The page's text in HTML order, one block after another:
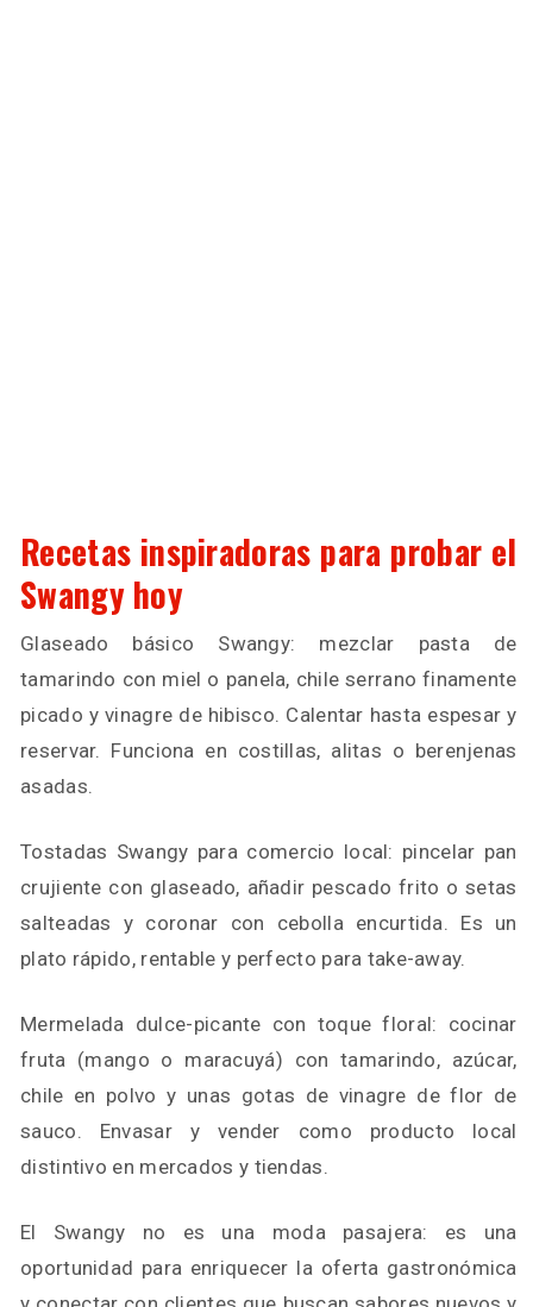
Recetas inspiradoras para probar el
Swangy hoy
Glaseado básico Swangy: mezclar pasta de
tamarindo con miel o panela, chile serrano finamente
picado y vinagre de hibisco. Calentar hasta espesar y
reservar. Funciona en costillas, alitas o berenjenas
asadas.
Tostadas Swangy para comercio local: pincelar pan
crujiente con glaseado, añadir pescado frito o setas
salteadas y coronar con cebolla encurtida. Es un
plato rápido, rentable y perfecto para take-away.
Mermelada dulce-picante con toque floral: cocinar
fruta (mango o maracuyá) con tamarindo, azúcar,
chile en polvo y unas gotas de vinagre de flor de
sauco. Envasar y vender como producto local
distintivo en mercados y tiendas.
El Swangy no es una moda pasajera: es una
oportunidad para enriquecer la oferta gastronómica